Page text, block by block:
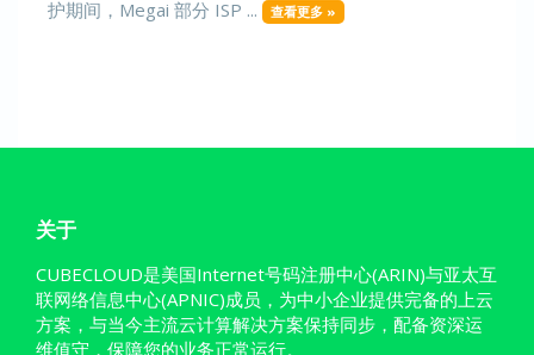
护期间，Megai 部分 ISP ...
查看更多 »
关于
CUBECLOUD是美国Internet号码注册中心(ARIN)与亚太互
联网络信息中心(APNIC)成员，为中小企业提供完备的上云
方案，与当今主流云计算解决方案保持同步，配备资深运
维值守，保障您的业务正常运行。